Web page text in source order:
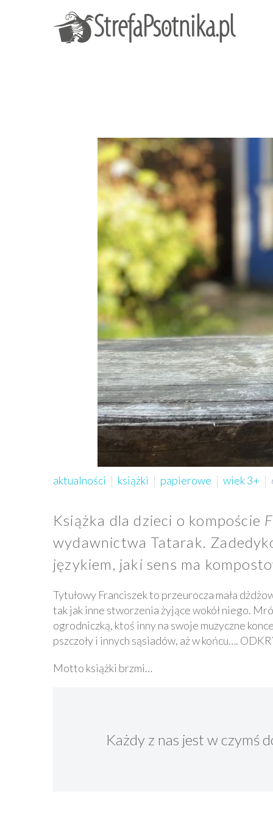
aktualności książki papierowe wiek 3+
Książka dla dzieci o kompoście
wydawnictwa Tatarak.
językiem, jaki sens ma
Tytułowy Franciszek to przeurocza mała
tak jak inne stworzenia żyjące wokół niego.
ogrodniczką, ktoś inny na swoje muzyczne
pszczoły i innych sąsiadów, aż w końcu….
Motto książki brzmi…
Każdy z nas jest w czymś